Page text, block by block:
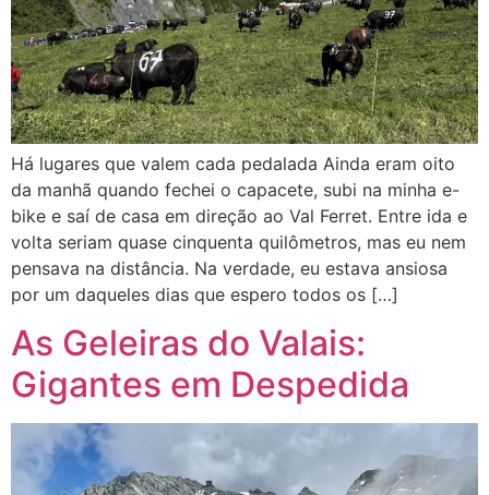
Há lugares que valem cada pedalada Ainda eram oito
da manhã quando fechei o capacete, subi na minha e-
bike e saí de casa em direção ao Val Ferret. Entre ida e
volta seriam quase cinquenta quilômetros, mas eu nem
pensava na distância. Na verdade, eu estava ansiosa
por um daqueles dias que espero todos os […]
As Geleiras do Valais:
Gigantes em Despedida